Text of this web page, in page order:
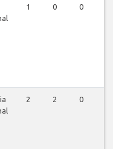
1 0 0
2 2 0